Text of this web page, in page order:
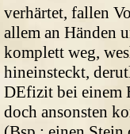
verhärtet, fallen
allem an Händen
komplett weg,
hineinsteckt,
DEfizit bei einem
doch ansonsten